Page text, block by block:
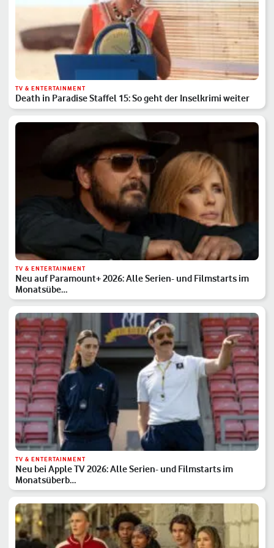
TV & ENTERTAINMENT
Death in Paradise Staffel 15: So geht der Inselkrimi weiter
TV & ENTERTAINMENT
Neu auf Paramount+ 2026: Alle Serien- und Filmstarts im
Monatsübe…
TV & ENTERTAINMENT
Neu bei Apple TV 2026: Alle Serien- und Filmstarts im
Monatsüberb…